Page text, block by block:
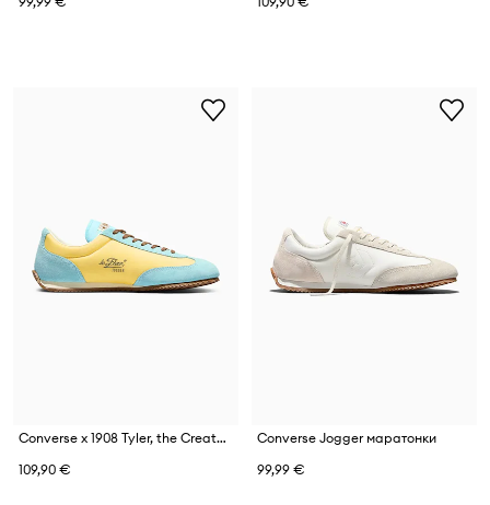
Converse x 1908 Tyler, the Creator маратонки дамски
109,90 €
Converse Jogger маратонки
99,99 €